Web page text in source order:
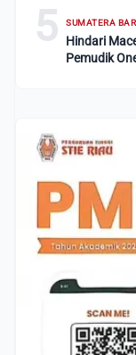
5 SUMATERA
Hindari
Pemudik